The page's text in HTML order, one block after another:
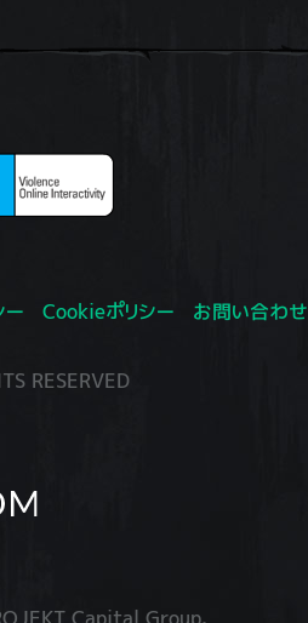
ー Cookieポリシー お問い合わせ
RESERVED